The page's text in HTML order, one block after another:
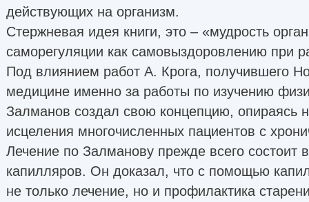
действующих на организм.
Стержневая идея книги, это – «мудрость
саморегуляции как самовыздоровлению при
Под влиянием работ А. Крога, получившего
медицине именно за работы по изучению
Залманов создал свою концепцию, опираясь
исцеления многочисленных пациентов с
Лечение по Залманову прежде всего состоит
капилляров. Он доказал, что с помощью
не только лечение, но и профилактика